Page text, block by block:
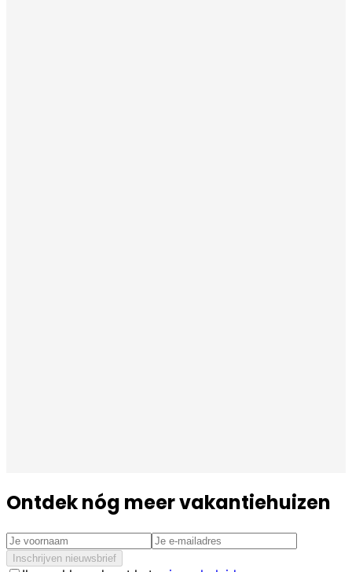
Ontdek nóg meer vakantiehuizen
Inschrijven nieuwsbrief